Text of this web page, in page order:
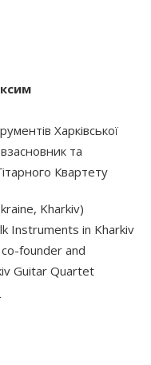
Харківської
та
Квартету
Kharkiv)
Instruments in Kharkiv
founder and
Guitar Quartet